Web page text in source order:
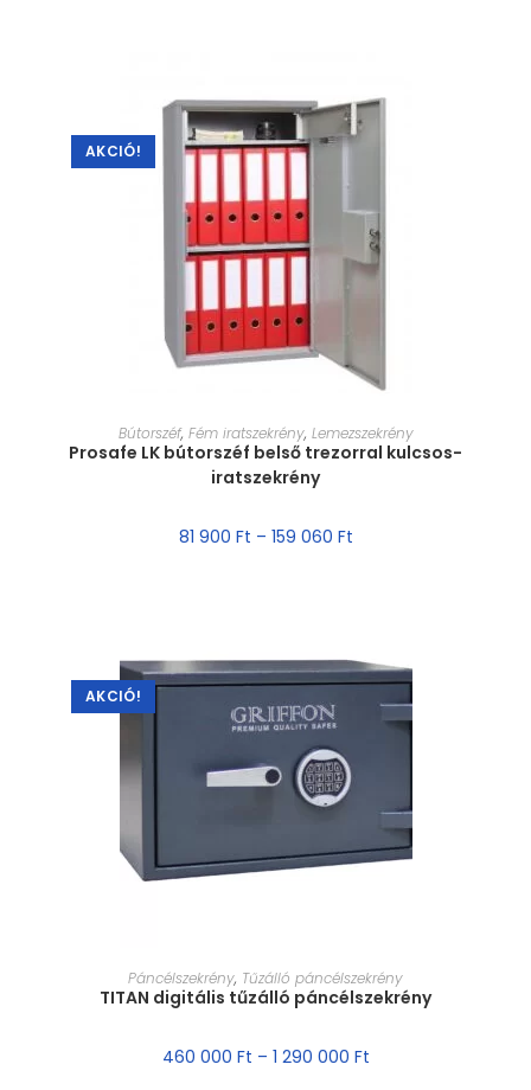
AKCIÓ!
MÉRET VÁLASZTÁSA
Bútorszéf, Fém iratszekrény, Lemezszekrény
Prosafe LK bútorszéf belső trezorral kulcsos-
iratszekrény
81 900 Ft – 159 060 Ft
AKCIÓ!
MÉRET VÁLASZTÁSA
Páncélszekrény, Tűzálló páncélszekrény
TITAN digitális tűzálló páncélszekrény
460 000 Ft – 1 290 000 Ft